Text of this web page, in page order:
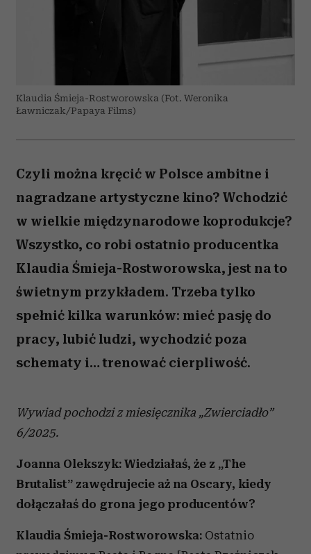
Klaudia Śmieja-Rostworowska (Fot. Weronika
Ławniczak/Papaya Films)
Czyli można kręcić w Polsce ambitne i
nagradzane artystyczne kino? Wchodzić
w wielkie międzynarodowe koprodukcje?
Wszystko, co robi ostatnio producentka
Klaudia Śmieja-Rostworowska, jest na to
świetnym przykładem. Trzeba tylko
spełnić kilka warunków: mieć pasję do
pracy, lubić ludzi, wychodzić poza
schematy i… trenować cierpliwość.
Wywiad pochodzi z miesięcznika „Zwierciadło”
6/2025.
Joanna Olekszyk: Wiedziałaś, że z „The
Brutalist” zawędrujecie aż na Oscary, kiedy
dołączałaś do grona jego producentów?
Klaudia Śmieja-Rostworowska: Ostatnio